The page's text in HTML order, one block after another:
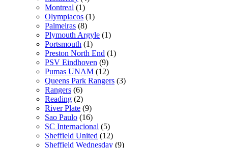
Montreal (1)
Olympiacos (1)
Palmeiras (8)
Plymouth Argyle (1)
Portsmouth (1)
Preston North End (1)
PSV Eindhoven (9)
Pumas UNAM (12)
Queens Park Rangers (3)
Rangers (6)
Reading (2)
River Plate (9)
Sao Paulo (16)
SC Internacional (5)
Sheffield United (12)
Sheffield Wednesday (9)